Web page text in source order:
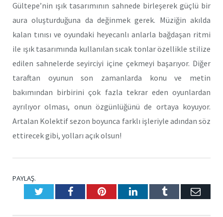
Gültepe’nin ışık tasarımının sahnede birleşerek güçlü bir
aura oluşturduğuna da değinmek gerek. Müziğin akılda
kalan tınısı ve oyundaki heyecanlı anlarla bağdaşan ritmi
ile ışık tasarımında kullanılan sıcak tonlar özellikle stilize
edilen sahnelerde seyirciyi içine çekmeyi başarıyor. Diğer
taraftan oyunun son zamanlarda konu ve metin
bakımından birbirini çok fazla tekrar eden oyunlardan
ayrılıyor olması, onun özgünlüğünü de ortaya koyuyor.
Artalan Kolektif sezon boyunca farklı işleriyle adından söz
ettirecek gibi, yolları açık olsun!
PAYLAŞ.
TwitterFacebookPinterestLinkedInTumblr E-